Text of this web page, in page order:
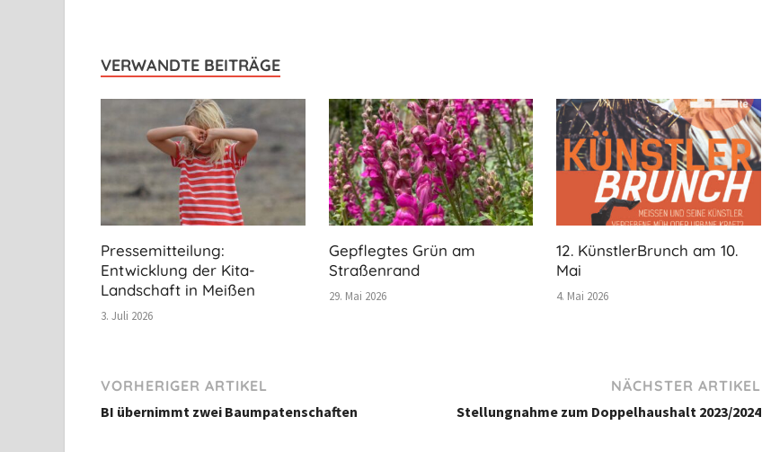
VERWANDTE BEITRÄGE
Pressemitteilung:
Entwicklung der Kita-
Landschaft in Meißen
3. Juli 2026
Gepflegtes Grün am
Straßenrand
29. Mai 2026
12. KünstlerBrunch am 10.
Mai
4. Mai 2026
VORHERIGER ARTIKEL
BI übernimmt zwei Baumpatenschaften
NÄCHSTER ARTIKEL
Stellungnahme zum Doppelhaushalt 2023/2024